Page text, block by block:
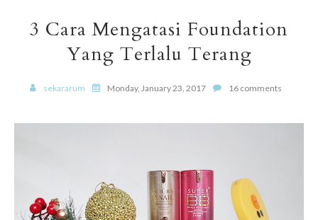
3 Cara Mengatasi Foundation
Yang Terlalu Terang
sekararum Monday, January 23, 2017 16 comments